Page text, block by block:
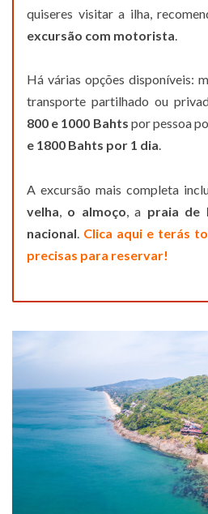
quiseres visitar a ilha,
excursão com motorista.
Há várias opções disponíveis:
transporte partilhado ou
800 e 1000 Bahts por pessoa
e 1800 Bahts por 1 dia.
A excursão mais completa
velha
o almoço , a praia de
nacional Clica aqui e terás
precisas para reservar!